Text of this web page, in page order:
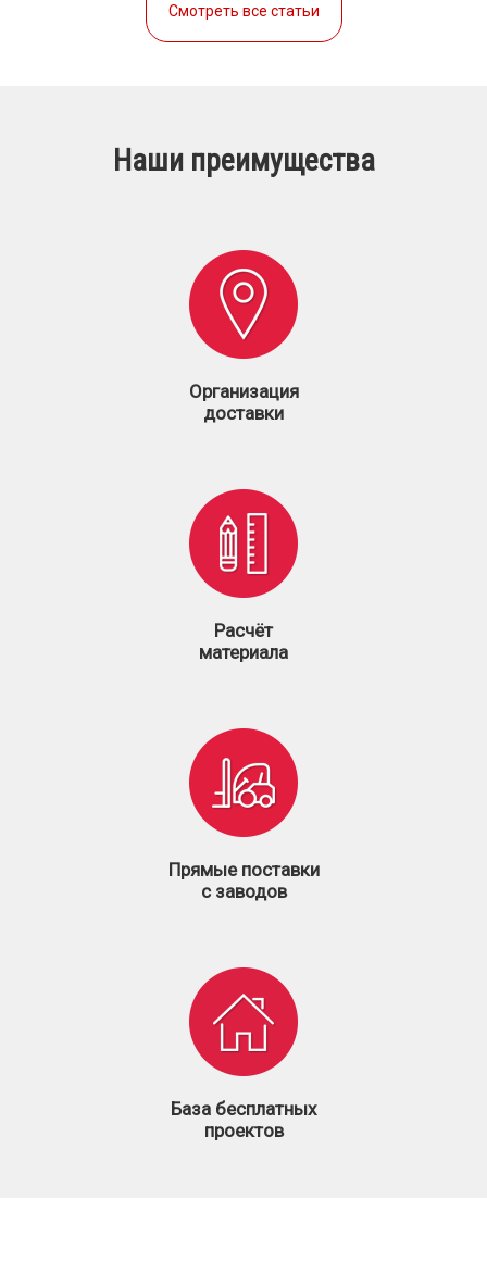
Смотреть все статьи
Наши преимущества
Организация
доставки
Расчёт
материала
Прямые поставки
с заводов
База бесплатных
проектов